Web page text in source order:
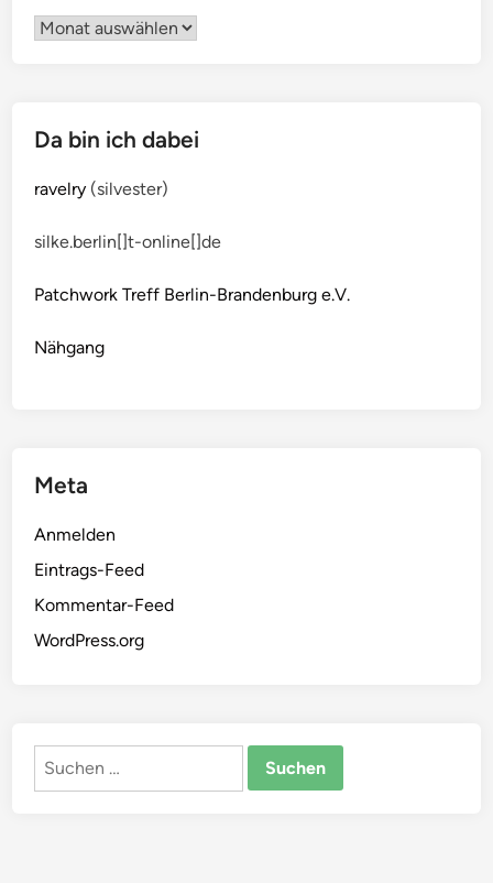
Archiv
Da bin ich dabei
ravelry (silvester)
silke.berlin[]t-online[]de
Patchwork Treff Berlin-Brandenburg e.V.
Nähgang
Meta
Anmelden
Eintrags-Feed
Kommentar-Feed
WordPress.org
Suchen